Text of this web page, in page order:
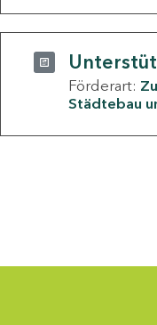
Förderart:
Städtebau